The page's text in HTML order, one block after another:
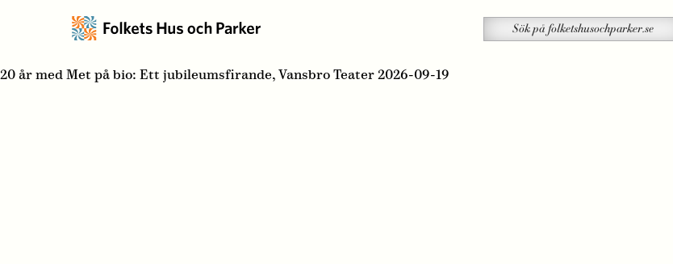
på
Sök
20 år med Met på bio: Ett jubileumsfirande, Vansbro Teater 2026-09-19